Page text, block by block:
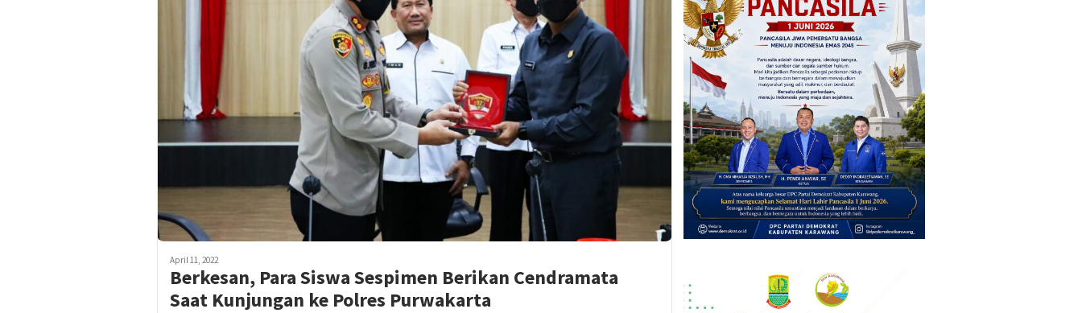
April 11, 2022
Berkesan, Para Siswa Sespimen Berikan Cendramata
Saat Kunjungan ke Polres Purwakarta